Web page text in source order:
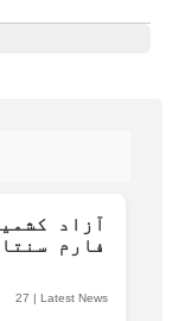
آزاد
فارم
27 | Latest News